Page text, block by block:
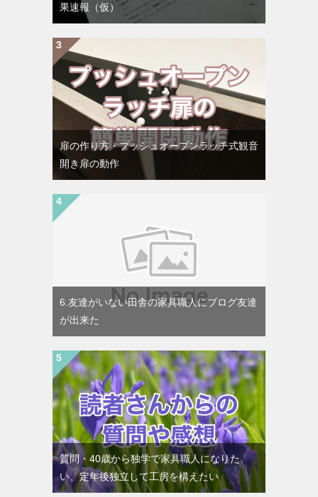
果速報（仮）
扉の作り方・プッシュオープンラッチ式観音
開き扉の動作
6.友達がいない田舎の家具職人にブログ友達
が出来た
質問・40歳から独学で家具職人になりた
い、定年後独立して工房を構えたい